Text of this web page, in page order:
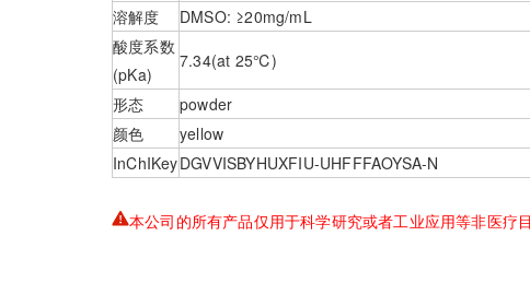
溶解度
DMSO: ≥20mg/mL
酸度系数
(pKa)
7.34(at 25℃)
形态
powder
颜色
yellow
InChIKeyDGVVISBYHUXFIU-UHFFFAOYSA-N
本公司的所有产品仅用于科学研究或者工业应用等非医疗